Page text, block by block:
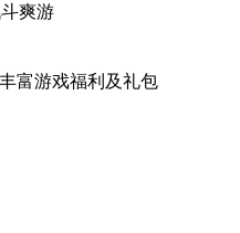
爽游
丰富游戏福利 及礼包